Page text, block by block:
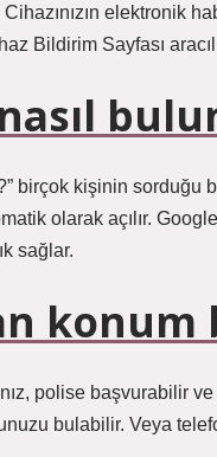
elektronik
Bildirim Sayfası
birçok kişinin sorduğu
olarak açılır.
sağlar.
polise başvurabilir
bulabilir. Veya